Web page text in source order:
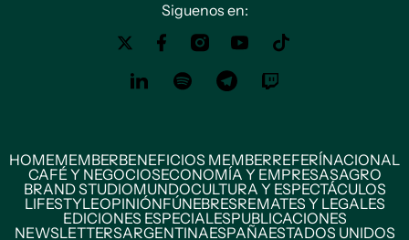
Siguenos en:
HOMEMEMBERBENEFICIOS MEMBERREFERÍNACIONAL
CAFÉ Y NEGOCIOSECONOMÍA Y EMPRESASAGRO
BRAND STUDIOMUNDOCULTURA Y ESPECTÁCULOS
LIFESTYLEOPINIÓNFÚNEBRESREMATES Y LEGALES
EDICIONES ESPECIALESPUBLICACIONES
NEWSLETTERSARGENTINAESPAÑAESTADOS UNIDOS